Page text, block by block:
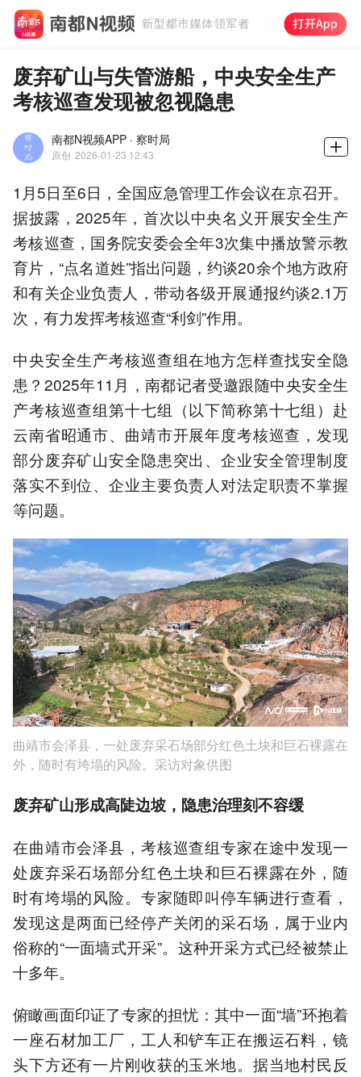
废弃矿山与失管游船，中央安全生产
考核巡查发现被忽视隐患
南都N视频APP · 察时局
原创 2026-01-23 12:43
1月5日至6日，全国应急管理工作会议在京召开。
据披露，2025年，首次以中央名义开展安全生产
考核巡查，国务院安委会全年3次集中播放警示教
育片，“点名道姓”指出问题，约谈20余个地方政府
和有关企业负责人，带动各级开展通报约谈2.1万
次，有力发挥考核巡查“利剑”作用。
中央安全生产考核巡查组在地方怎样查找安全隐
患？2025年11月，南都记者受邀跟随中央安全生
产考核巡查组第十七组（以下简称第十七组）赴
云南省昭通市、曲靖市开展年度考核巡查，发现
部分废弃矿山安全隐患突出、企业安全管理制度
落实不到位、企业主要负责人对法定职责不掌握
等问题。
曲靖市会泽县，一处废弃采石场部分红色土块和巨石裸露在
外，随时有垮塌的风险。采访对象供图
废弃矿山形成高陡边坡，隐患治理刻不容缓
在曲靖市会泽县，考核巡查组专家在途中发现一
处废弃采石场部分红色土块和巨石裸露在外，随
时有垮塌的风险。专家随即叫停车辆进行查看，
发现这是两面已经停产关闭的采石场，属于业内
俗称的“一面墙式开采”。这种开采方式已经被禁止
十多年。
俯瞰画面印证了专家的担忧：其中一面“墙”环抱着
一座石材加工厂，工人和铲车正在搬运石料，镜
头下方还有一片刚收获的玉米地。据当地村民反